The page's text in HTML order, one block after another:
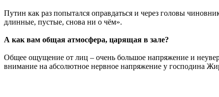
Путин как раз попытался оправдаться и через головы
длинные, пустые, снова ни о чём».
А как вам общая атмосфера, царящая в зале?
Общее ощущение от лиц – очень большое напряжение и
внимание на абсолютное нервное напряжение у господина